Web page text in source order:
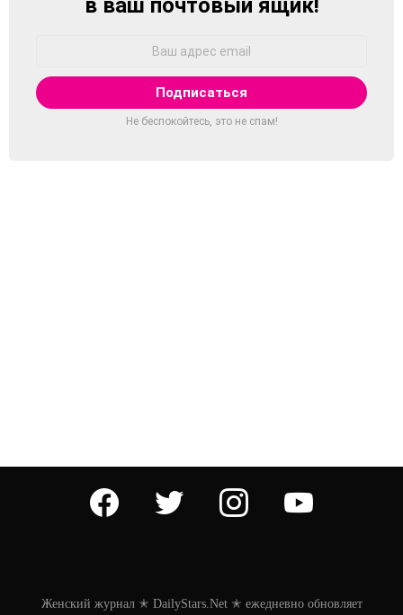
в ваш почтовый ящик!
Не беспокойтесь, это не спам!
facebook twitter instagram youtube
Женский журнал ✭ DailyStars.Net ✭ ежедневно обновляет